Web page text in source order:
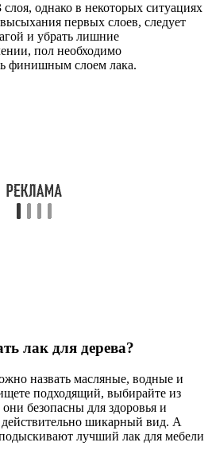
слоя, однако в некоторых ситуациях
первых слоев, следует
и убрать лишние
пол необходимо
финишным слоем лака.
лак для дерева?
назвать масляные, водные и
подходящий, выбирайте из
безопасны для здоровья и
шикарный вид. А
лучший лак для мебели